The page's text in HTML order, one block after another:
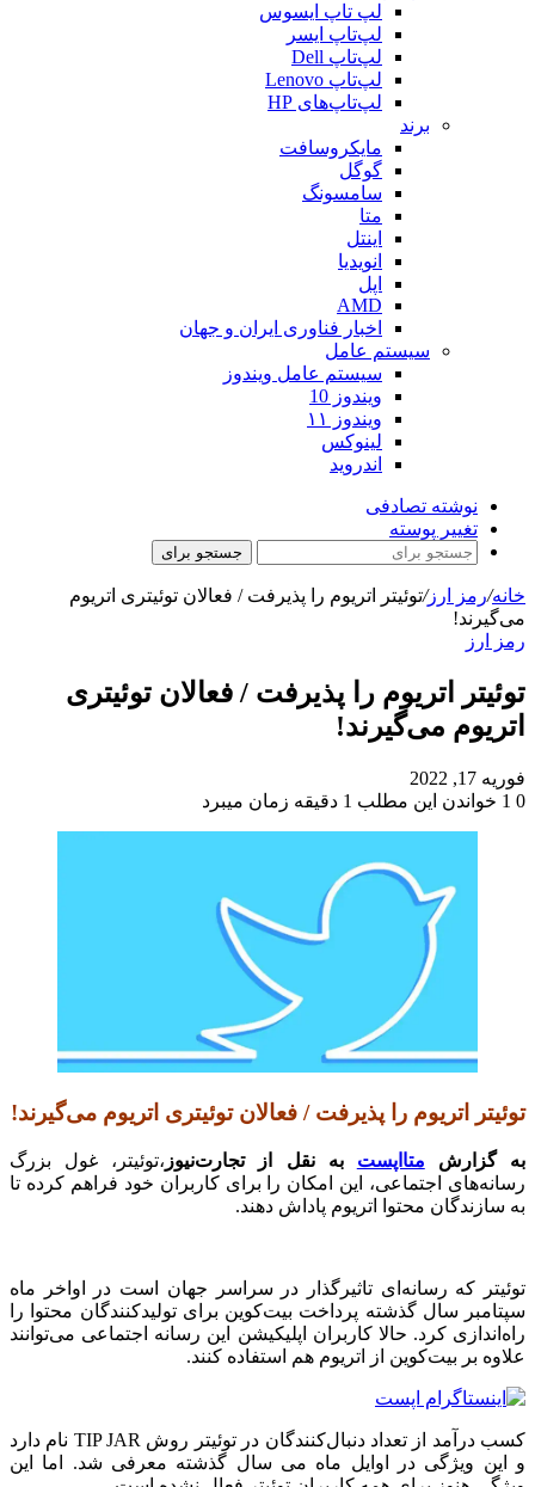
لپ تاپ ایسوس
لپ‌تاپ ایسر
لپ‌تاپ Dell
لپ‌تاپ Lenovo
لپ‌تاپ‌های HP
برند
مایکروسافت
گوگل
سامسونگ
متا
اینتل
انویدیا
اپل
AMD
اخبار فناوری ایران و جهان
سیستم عامل
سیستم عامل ویندوز
ویندوز 10
ویندوز ۱۱
لینوکس
اندروید
نوشته تصادفی
تغییر پوسته
جستجو برای
خانه/رمز ارز/توئیتر اتریوم را پذیرفت / فعالان توئیتری اتریوم
می‌گیرند!
رمز ارز
توئیتر اتریوم را پذیرفت / فعالان توئیتری
اتریوم می‌گیرند!
فوریه 17, 2022
0
خواندن این مطلب 1 دقیقه زمان میبرد
توئیتر اتریوم را پذیرفت / فعالان توئیتری اتریوم می‌گیرند!
به گزارش متااپست به نقل از تجارت‌نیوز ،توئیتر، غول بزرگ
رسانه‌های اجتماعی، این امکان را برای کاربران خود فراهم کرده تا
به سازندگان محتوا اتریوم پاداش دهند.
توئیتر که رسانه‌‌ای تاثیرگذار در سراسر جهان است در اواخر ماه
سپتامبر سال گذشته پرداخت بیت‌کوین برای تولیدکنندگان محتوا را
راه‌اندازی کرد. حالا کاربران اپلیکیشن این رسانه اجتماعی می‌توانند
علاوه بر بیت‌کوین از اتریوم هم استفاده کنند.
کسب درآمد از تعداد دنبال‌کنندگان در توئیتر روش TIP JAR نام دارد
و این ویژگی در اوایل ماه می سال گذشته معرفی شد. اما این